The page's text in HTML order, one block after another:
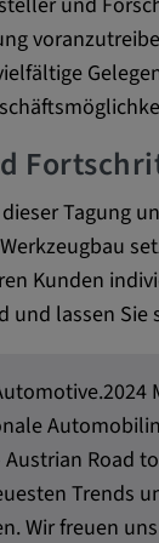
Tagung
Kunden
und lassen
Road
Trends
Wir freuen
von
DV, SOCS, NID,
google.com
3 Tage